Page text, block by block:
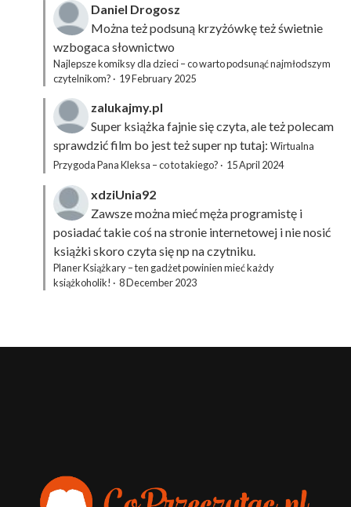
Daniel Drogosz
Można też podsuną krzyżówkęteż świetnie
wzbogaca słownictwo
Najlepsze komiksy dla dzieci – co warto podsunąć najmłodszym
czytelnikom? · 19 February 2025
zalukajmy.pl
Super książka fajnie się czyta, ale też polecam
sprawdzić film bo jest też super np tutaj: Wirtualna
Przygoda Pana Kleksa – co to takiego? · 15 April 2024
xdziUnia92
Zawsze można mieć męża programistę i
posiadać takie coś na stronie internetowej i nie nosić
książki skoro czyta się np na czytniku.
Planer Książkary – ten gadżet powinien mieć każdy
książkoholik! · 8 December 2023